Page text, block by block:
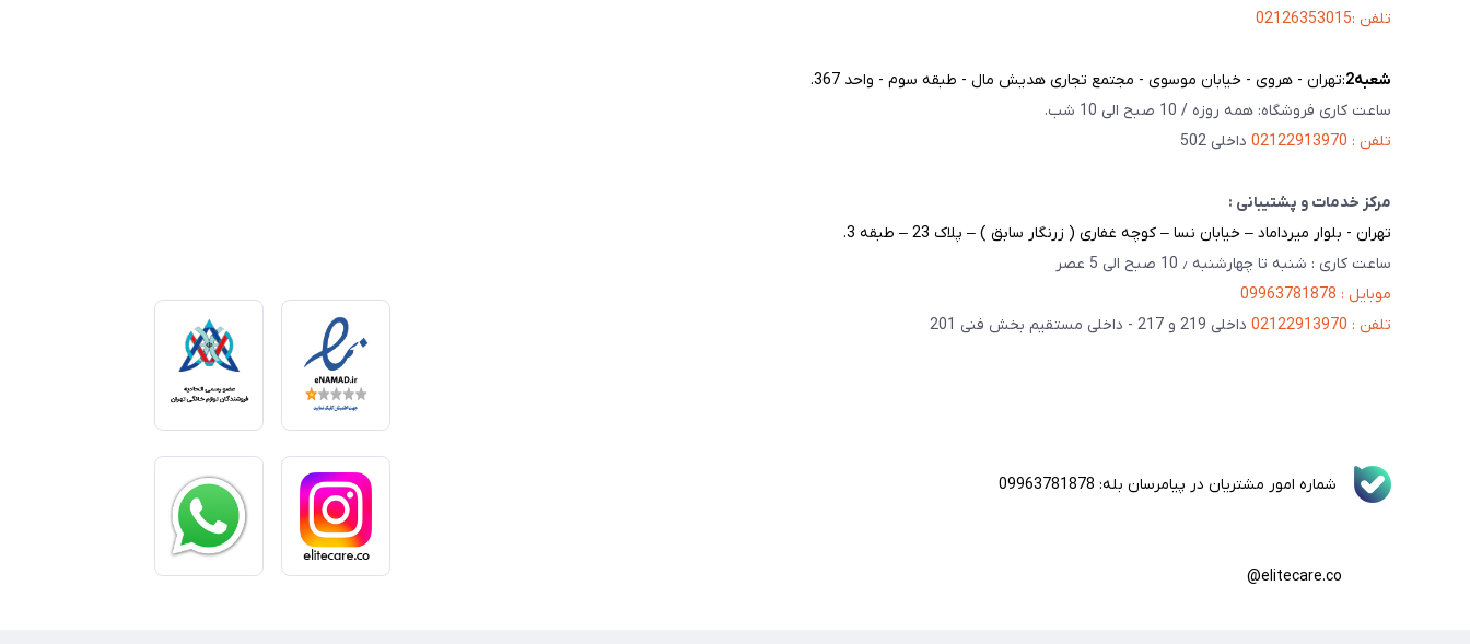
تلفن :02126353015
شعبه‌2 :تهران - هروی - خیابان موسوی - مجتمع تجاری هدیش مال - طبقه سوم - واحد 367.
ساعت کاری فروشگاه: همه روزه / 10 صبح الی 10 شب.
تلفن : 02122913970
داخلی 502
مرکز خدمات و پشتیبانی :
تهران - بلوار میرداماد – خیابان نسا – کوچه غفاری ( زرنگار سابق ) – پلاک 23 – طبقه 3.
ساعت کاری : شنبه تا چهارشنبه ٫ 10 صبح الی 5 عصر
موبایل : 09963781878
تلفن : 02122913970
داخلی 219 و 217 - داخلی مستقیم بخش فنی 201
شماره امور مشتریان در پیامرسان بله: 09963781878